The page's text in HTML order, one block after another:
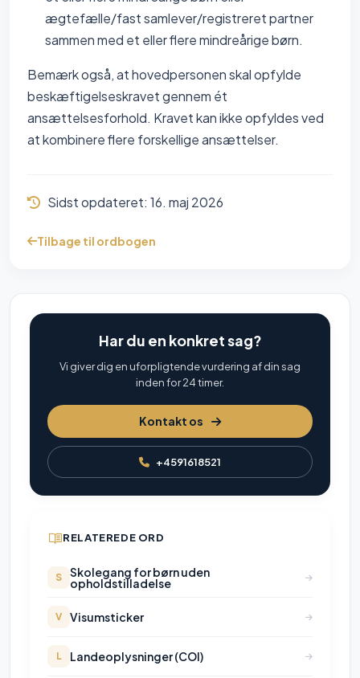
ægtefælle/fast samlever/registreret partner
sammen med et eller flere mindreårige børn.
Bemærk også, at hovedpersonen skal opfylde
beskæftigelseskravet gennem ét
ansættelsesforhold. Kravet kan ikke opfyldes ved
at kombinere flere forskellige ansættelser.
Sidst opdateret: 16. maj 2026
Tilbage til ordbogen
Har du en konkret sag?
Vi giver dig en uforpligtende vurdering af din sag
inden for 24 timer.
Kontakt os
+4591618521
RELATEREDE ORD
S Skolegang for børn uden
opholdstilladelse
V Visumsticker
L Landeoplysninger (COI)